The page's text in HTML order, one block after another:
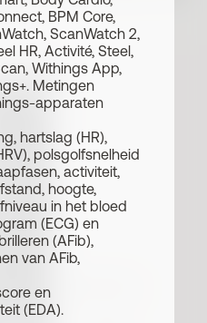
BPM Core,
ScanWatch 2,
HR, Activité, Steel,
Withings App,
Metingen
apparaten
hartslag (HR),
polsgolfsnelheid
activiteit,
hoogte,
in het bloed
(ECG) en
(AFib),
van AFib,
en
(EDA).